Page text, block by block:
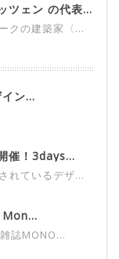
ツェン の代表...
クの建築家〈...
ン...
催！3days...
れているデザ...
誌MONO...